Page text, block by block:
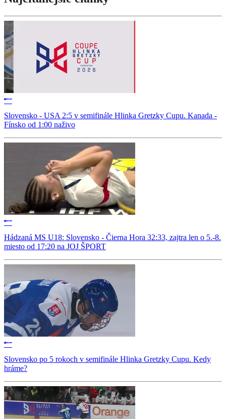
Slovensko - USA 2:5 v semifinále Hlinka Gretzky Cupu. Kanada -
Fínsko od 1:00 naživo
Hádzaná MS U18: Slovensko - Čierna Hora 32:33, zajtra len o 5.-8.
miesto od 17:20 na JOJ ŠPORT
Slovensko po 5 rokoch v semifinále Hlinka Gretzky Cupu. Kedy
hráme?